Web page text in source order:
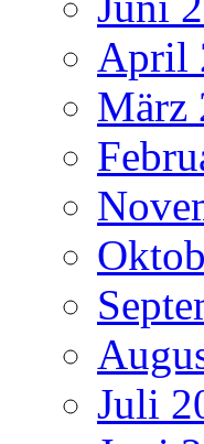
April
März
Juli